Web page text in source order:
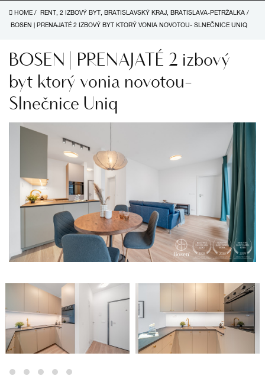
HOME / RENT, 2 IZBOVÝ BYT, BRATISLAVSKÝ KRAJ, BRATISLAVA-PETRŽALKA /
BOSEN | PRENAJATÉ 2 IZBOVÝ BYT KTORÝ VONIA NOVOTOU- SLNEČNICE UNIQ
BOSEN | PRENAJATÉ 2 izbový
byt ktorý vonia novotou-
Slnečnice Uniq